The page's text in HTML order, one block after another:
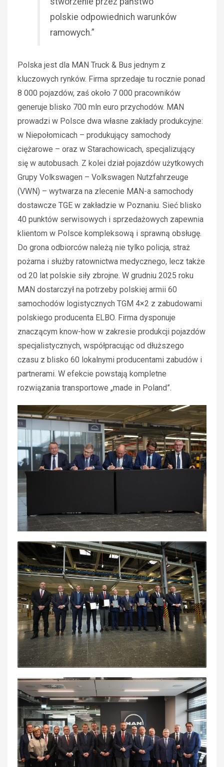
polskie odpowiednich warunków
ramowych.”
Polska jest dla MAN Truck & Bus jednym z
kluczowych rynków. Firma sprzedaje tu rocznie ponad
8 000 pojazdów, zaś około 7 000 pracowników
generuje blisko 700 mln euro przychodów. MAN
prowadzi w Polsce dwa własne zakłady produkcyjne:
w Niepołomicach – produkujący samochody
ciężarowe – oraz w Starachowicach, specjalizujący
się w autobusach. Z kolei dział pojazdów użytkowych
Grupy Volkswagen – Volkswagen Nutzfahrzeuge
(VWN) – wytwarza na zlecenie MAN-a samochody
dostawcze TGE w zakładzie w Poznaniu. Sieć blisko
40 punktów serwisowych i sprzedażowych zapewnia
klientom w Polsce kompleksową i sprawną obsługę.
Do grona odbiorców należą nie tylko policja, straż
pożarna i służby ratownictwa medycznego, lecz także
od 20 lat polskie siły zbrojne. W grudniu 2025 roku
MAN dostarczył na potrzeby polskiej armii 60
samochodów logistycznych TGM 4×2 z zabudowami
polskiego producenta ELBO. Firma dysponuje
znaczącym know-how w zakresie produkcji pojazdów
specjalistycznych, współpracując od dłuższego
czasu z blisko 60 lokalnymi producentami zabudów i
partnerami. W efekcie powstają kompletne
rozwiązania transportowe „made in Poland”.